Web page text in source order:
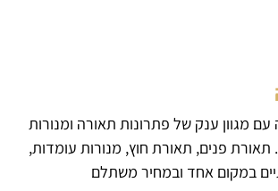
מגוון ענק של פתרונות תאורה ומנורות
תאורת פנים, תאורת חוץ, מנורות עומדות,
במקום אחד ובמחיר משתלם